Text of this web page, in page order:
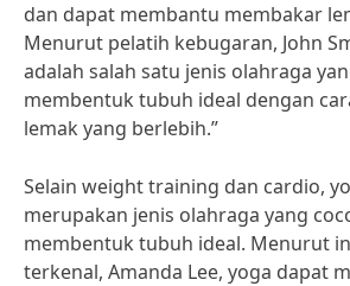
dan dapat membantu membakar
Menurut pelatih kebugaran, John
adalah salah satu jenis olahraga
membentuk tubuh ideal dengan
lemak yang berlebih.”
Selain weight training dan cardio,
merupakan jenis olahraga yang
membentuk tubuh ideal. Menurut
terkenal, Amanda Lee, yoga dapat